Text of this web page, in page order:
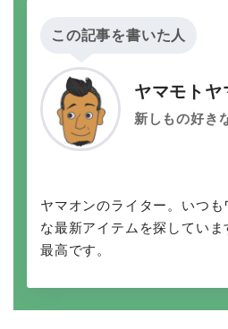
この記事を書いた人
ヤマモトヤ
新しもの好き
ヤマオンのライター。いつも
な最新アイテムを探してい
最高です。